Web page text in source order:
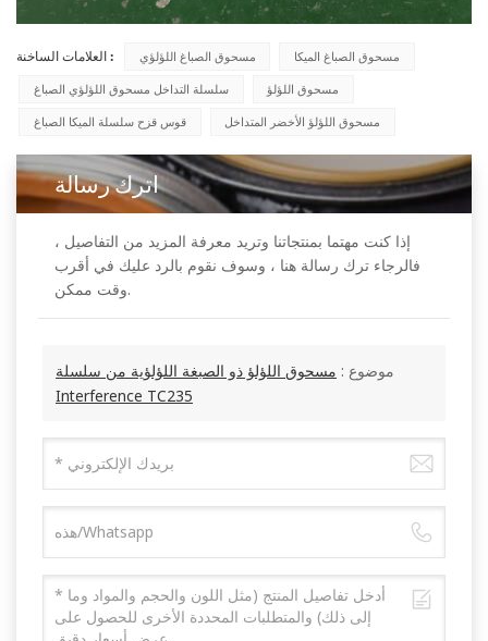
العلامات الساخنة : مسحوق الصباغ اللؤلؤي
مسحوق الصباغ الميكا
سلسلة التداخل مسحوق اللؤلؤي الصباغ
مسحوق اللؤلؤ
قوس قزح سلسلة الميكا الصباغ
مسحوق اللؤلؤ الأخضر المتداخل
اترك رسالة
إذا كنت مهتما بمنتجاتنا وتريد معرفة المزيد من التفاصيل ،
فالرجاء ترك رسالة هنا ، وسوف نقوم بالرد عليك في أقرب
وقت ممكن.
موضوع : مسحوق اللؤلؤ ذو الصبغة اللؤلؤية من سلسلة
Interference TC235